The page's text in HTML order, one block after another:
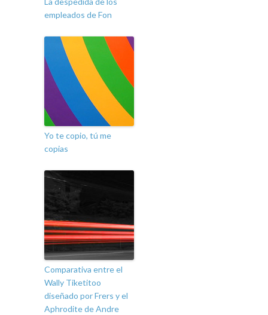
empleados de Fon
Yo te copio, tú me
copias
Comparativa entre el
Wally Tiketitoo
diseñado por Frers y el
Aphrodite de Andre